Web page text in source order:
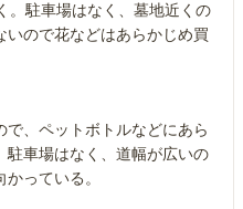
。駐車場はなく、墓地近くの
ので花などはあらかじめ買
、ペットボトルなどにあら
駐車場はなく、道幅が広いの
っている。